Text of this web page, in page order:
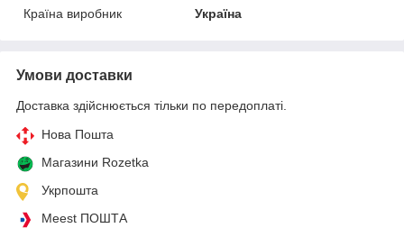
Країна виробник
Україна
Умови доставки
Доставка здійснюється тільки по передоплаті.
Нова Пошта
Магазини Rozetka
Укрпошта
Meest ПОШТА